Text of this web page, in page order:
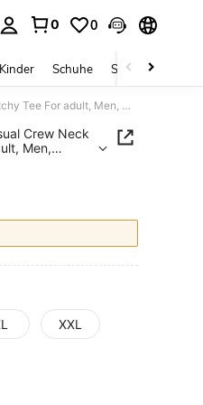
0 0
Kinder Schuhe Schmuck &
Virgin Mary Graphic Tee for Women - Casual Crew Neck Short Sleeve T-Shirt, Stretchy Tee For adult, Men, Women, Teen, Teenager, adolescent, Youth
Crew Neck
Men,
XXL